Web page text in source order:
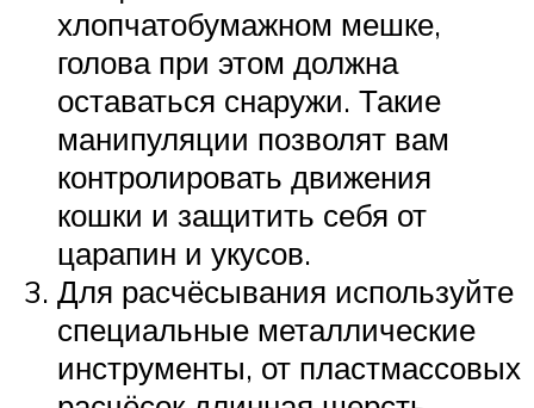
хлопчатобумажном мешке,
голова при этом должна
оставаться снаружи. Такие
манипуляции позволят вам
контролировать движения
кошки и защитить себя от
царапин и укусов.
Для расчёсывания используйте
специальные металлические
инструменты, от пластмассовых